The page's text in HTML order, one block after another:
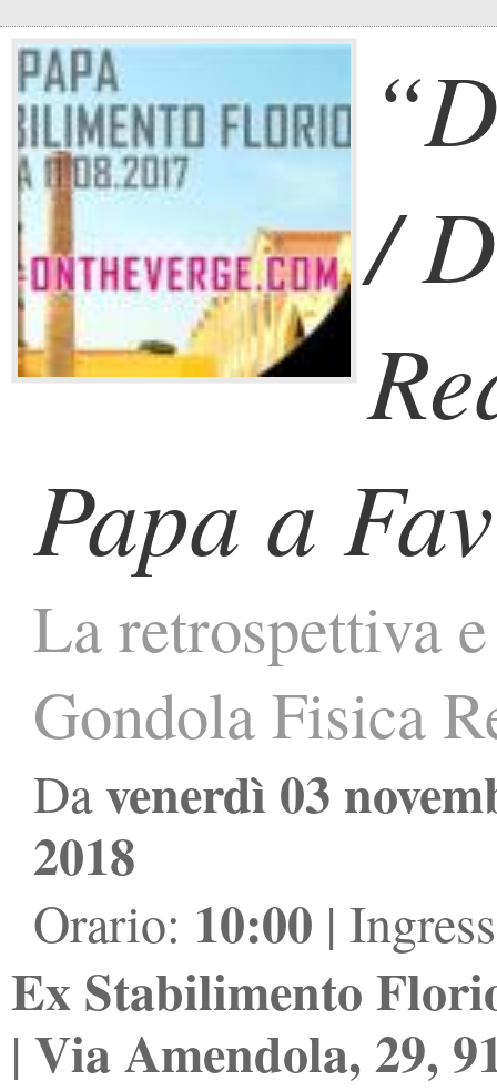
/
Papa a
La retrospettiva
Gondola Fisica
Davenerdì 03
2018
Orario: 10:00 |
Ex Stabilimento
| Via Amendola, 29,